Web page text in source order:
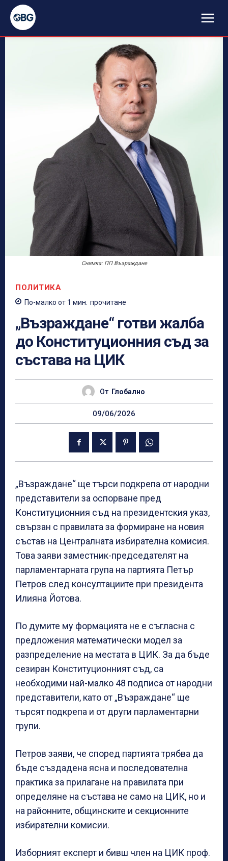
Снимка: ПП Възраждане
ПОЛИТИКА
По-малко от 1 мин. прочитане
„Възраждане“ готви жалба
до Конституционния съд за
състава на ЦИК
От Глобално
09/06/2026
„Възраждане“ ще търси подкрепа от народни
представители за оспорване пред
Конституционния съд на президентския указ,
свързан с правилата за формиране на новия
състав на Централната избирателна комисия.
Това заяви заместник-председателят на
парламентарната група на партията Петър
Петров след консултациите при президента
Илияна Йотова.
По думите му формацията не е съгласна с
предложения математически модел за
разпределение на местата в ЦИК. За да бъде
сезиран Конституционният съд, са
необходими най-малко 48 подписа от народни
представители, като от „Възраждане“ ще
търсят подкрепа и от други парламентарни
групи.
Петров заяви, че според партията трябва да
бъде създадена ясна и последователна
практика за прилагане на правилата при
определяне на състава не само на ЦИК, но и
на районните, общинските и секционните
избирателни комисии.
Изборният експерт и бивш член на ЦИК проф.